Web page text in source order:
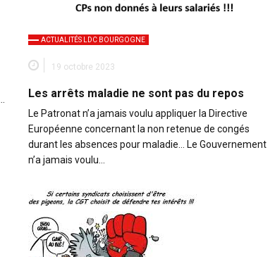
ACTUALITÉS LDC BOURGOGNE
19 octobre 2023
Les arrêts maladie ne sont pas du repos
Le Patronat n’a jamais voulu appliquer la Directive
Européenne concernant la non retenue de congés
durant les absences pour maladie… Le Gouvernement
n’a jamais voulu…